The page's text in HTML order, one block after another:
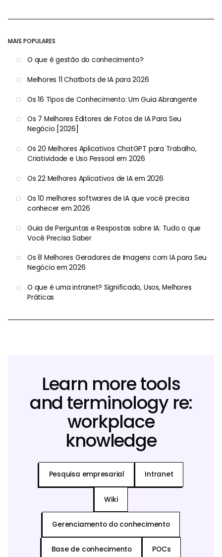
MAIS POPULARES
O que é gestão do conhecimento?
Melhores 11 Chatbots de IA para 2026
Os 16 Tipos de Conhecimento: Um Guia Abrangente
Os 7 Melhores Editores de Fotos de IA Para Seu
Negócio [2026]
Os 20 Melhores Aplicativos ChatGPT para Trabalho,
Criatividade e Uso Pessoal em 2026
Os 22 Melhores Aplicativos de IA em 2026
Os 10 melhores softwares de IA que você precisa
conhecer em 2026
Guia de Perguntas e Respostas sobre IA: Tudo o que
Você Precisa Saber
Os 8 Melhores Geradores de Imagens com IA para Seu
Negócio em 2026
O que é uma intranet? Significado, Usos, Melhores
Práticas
Learn more tools
and terminology re:
workplace
knowledge
Pesquisa empresarial Intranet
Wiki
Gerenciamento do conhecimento
Base de conhecimento POCs